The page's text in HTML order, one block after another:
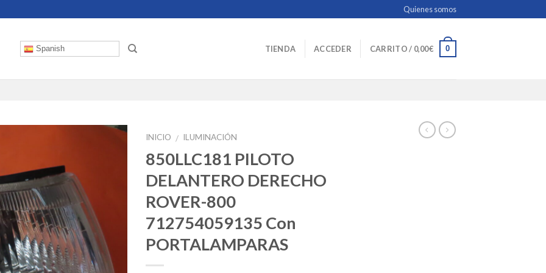
Quienes somos
Spanish TIENDA ACCEDER CARRITO / 0,00€ 0
INICIO / ILUMINACIÓN
850LLC181 PILOTO
DELANTERO DERECHO
ROVER-800
‎712754059135 Con
PORTALAMPARAS